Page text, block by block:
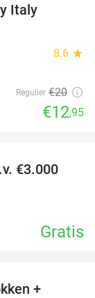
Italy
8.6 star
Regulier €20
€12,95
€3.000
Gratis
+